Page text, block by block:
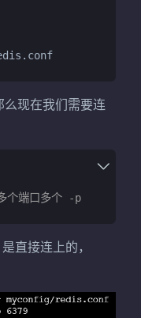
现在我们需要连
个端口多个 -p
直接连上的，